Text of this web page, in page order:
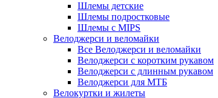
Шлемы детские
Шлемы подростковые
Шлемы с MIPS
Велоджерси и веломайки
Все Велоджерси и веломайки
Велоджерси с коротким рукавом
Велоджерси с длинным рукавом
Велоджерси для МТБ
Велокуртки и жилеты